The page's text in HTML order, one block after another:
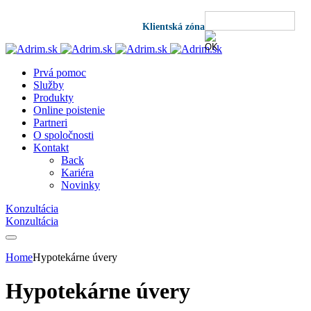
Klientská zóna
Prvá pomoc
Služby
Produkty
Online poistenie
Partneri
O spoločnosti
Kontakt
Back
Kariéra
Novinky
Konzultácia
Konzultácia
HomeHypotekárne úvery
Hypotekárne úvery